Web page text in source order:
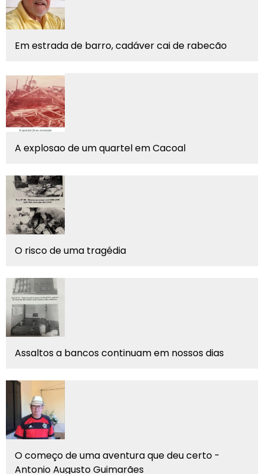
Em estrada de barro, cadáver cai de rabecão
A explosao de um quartel em Cacoal
O risco de uma tragédia
Assaltos a bancos continuam em nossos dias
O começo de uma aventura que deu certo -
Antonio Augusto Guimarães